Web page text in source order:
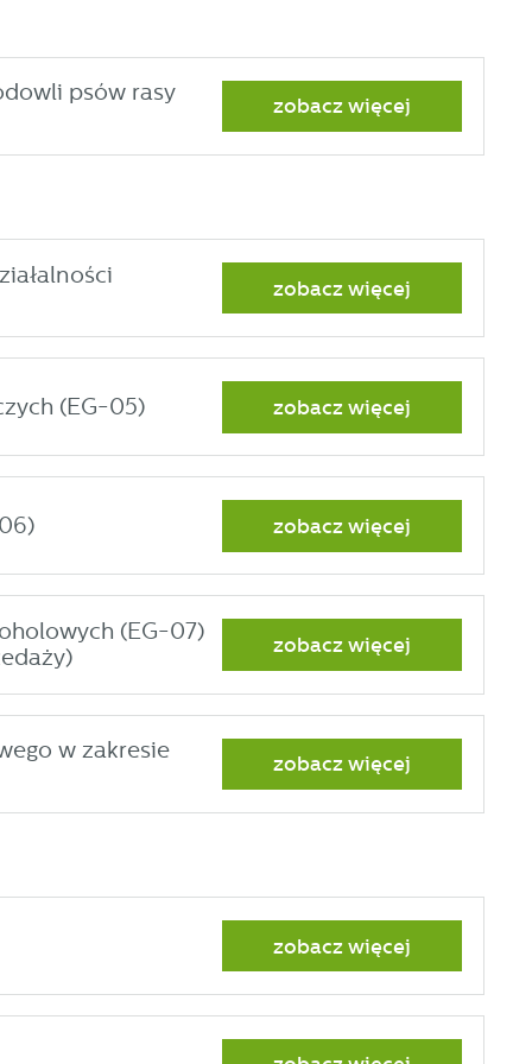
psów rasy
zobacz więcej
zobacz więcej
(EG-05) zobacz więcej
zobacz więcej
(EG-07)
zobacz więcej
w zakresie
zobacz więcej
zobacz więcej